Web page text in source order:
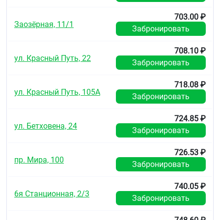
функции хрящей, костей, зубов участвует в
созревании эритроцитов, в регенерации
тканей. Витамин С способствует поддержанию
воспалительные реакции. Обладает
выраженными антиоксидантными
Витамин В1способствует нормализации
работы нервной и сердечно-сосудистой систем,
организма, предупреждает развитие
физической и психической утомляемости.
участвует в белковом, углеводном
и жировом обменах, синтезе гемоглобина,
поддерживает зрительную функцию. При
недостатке витамина В2 характерны
Витамин В6необходим для нормального
функционирования центральной и
Заозёрная, 11/1
703.00 ₽
Забронировать
ул. Красный Путь, 22
708.10 ₽
Забронировать
ул. Красный Путь, 105А
718.08 ₽
Забронировать
ул. Бетховена, 24
724.85 ₽
Забронировать
пр. Мира, 100
726.53 ₽
Забронировать
6я Станционная, 2/3
740.05 ₽
Забронировать